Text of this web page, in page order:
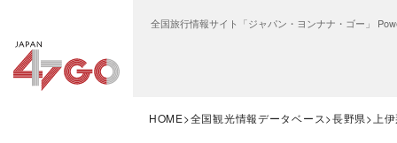
全国旅行情報サイト「ジャパン・ヨンナナ・ゴー」
HOME 全国観光情報データベース 長野県 上